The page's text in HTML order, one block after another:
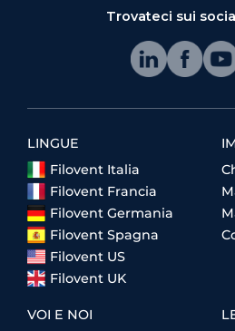
Trovateci sui
LINGUE
Filovent Italia
Filovent Francia
Filovent Germania
Filovent Spagna
Filovent US
Filovent UK
VOI E NOI